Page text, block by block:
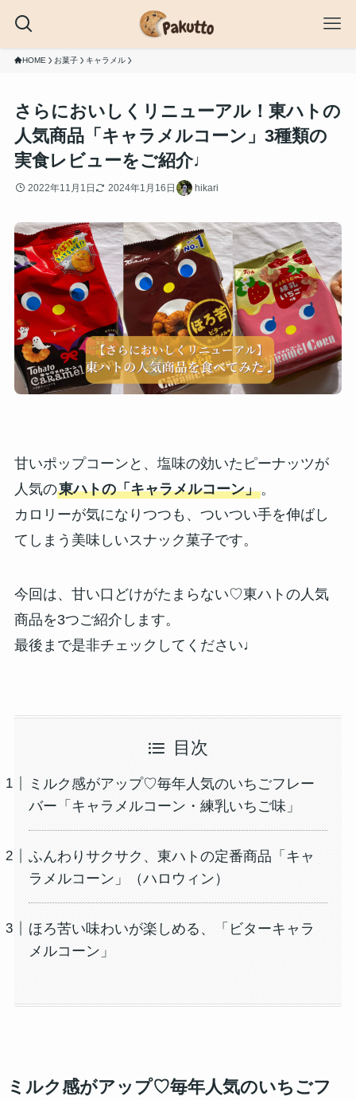
HOME お菓子 キャラメル
さらにおいしくリニューアル！東ハトの
人気商品「キャラメルコーン」3種類の
実食レビューをご紹介♩
2022年11月1日 2024年1月16日 hikari
甘いポップコーンと、塩味の効いたピーナッツが
人気の東ハトの「キャラメルコーン」。
カロリーが気になりつつも、ついつい手を伸ばし
てしまう美味しいスナック菓子です。
今回は、甘い口どけがたまらない♡東ハトの人気
商品を3つご紹介します。
最後まで是非チェックしてください♩
目次
ミルク感がアップ♡毎年人気のいちごフレー
バー「キャラメルコーン・練乳いちご味」
ふんわりサクサク、東ハトの定番商品「キャ
ラメルコーン」（ハロウィン）
ほろ苦い味わいが楽しめる、「ビターキャラ
メルコーン」
ミルク感がアップ♡毎年人気のいちごフ